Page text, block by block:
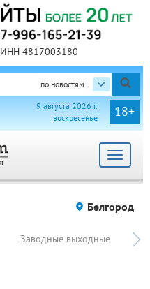
ИНН 4817003180
по новостям
18+
9 августа 2026 г.
воскресенье
Toggle
Белгород
Заводные выходные